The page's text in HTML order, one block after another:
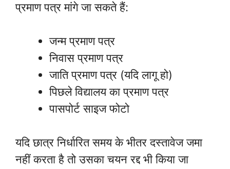
प्रमाण पत्र मांगे जा सकते हैं:
जन्म प्रमाण पत्र
निवास प्रमाण पत्र
जाति प्रमाण पत्र (यदि लागू हो)
पिछले विद्यालय का प्रमाण पत्र
पासपोर्ट साइज फोटो
यदि छात्र निर्धारित समय के भीतर दस्तावेज जमा
नहीं करता है तो उसका चयन रद्द भी किया जा